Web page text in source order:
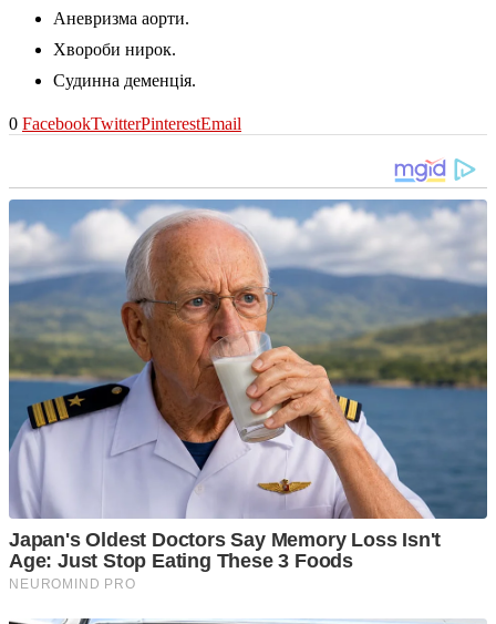
Аневризма аорти.
Хвороби нирок.
Судинна деменція.
0 FacebookTwitterPinterestEmail